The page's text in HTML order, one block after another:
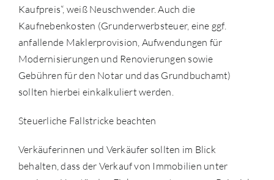
Kaufpreis“, weiß Neuschwender. Auch die
Kaufnebenkosten (Grunderwerbsteuer, eine ggf.
anfallende Maklerprovision, Aufwendungen für
Modernisierungen und Renovierungen sowie
Gebühren für den Notar und das Grundbuchamt)
sollten hierbei einkalkuliert werden.
Steuerliche Fallstricke beachten
Verkäuferinnen und Verkäufer sollten im Blick
behalten, dass der Verkauf von Immobilien unter